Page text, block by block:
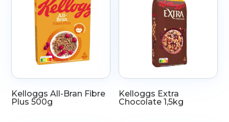
Kelloggs All-Bran Fibre
Plus 500g
Kelloggs Extra
Chocolate 1,5kg